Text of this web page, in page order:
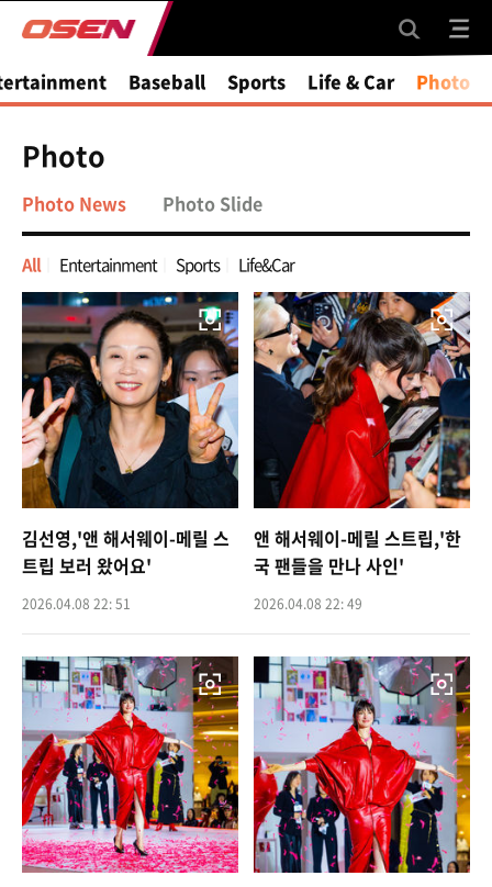
Baseball Sports Life & Car Photo
Photo
Photo News Photo Slide
All Entertainment Sports Life&Car
김선영,'앤 해서웨이-메릴 스
트립 보러 왔어요'
2026.04.08 22: 51
앤 해서웨이-메릴 스트립,'한
국 팬들을 만나 사인'
2026.04.08 22: 49